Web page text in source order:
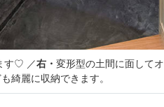
す♡ ／右・ 変形型の土間に面してオ
綺麗に収納できます。